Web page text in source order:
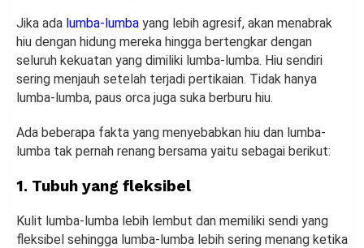
Jika ada lumba-lumba yang lebih agresif, akan menabrak
hiu dengan hidung mereka hingga bertengkar dengan
seluruh kekuatan yang dimiliki lumba-lumba. Hiu sendiri
sering menjauh setelah terjadi pertikaian. Tidak hanya
lumba-lumba, paus orca juga suka berburu hiu.
Ada beberapa fakta yang menyebabkan hiu dan lumba-
lumba tak pernah renang bersama yaitu sebagai berikut:
1. Tubuh yang fleksibel
Kulit lumba-lumba lebih lembut dan memiliki sendi yang
fleksibel sehingga lumba-lumba lebih sering menang ketika